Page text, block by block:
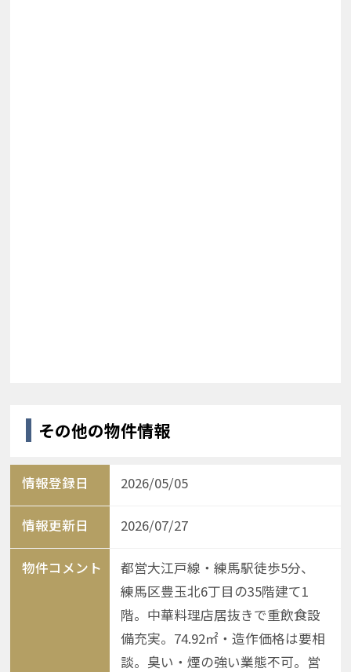
その他の物件情報
情報登録日 2026/05/05
情報更新日 2026/07/27
物件コメント
都営大江戸線・練馬駅徒歩5分、
練馬区豊玉北6丁目の35階建て1
階。中華料理店居抜きで重飲食設
備充実。74.92㎡・造作価格は要相
談。臭い・煙の強い業態不可。営